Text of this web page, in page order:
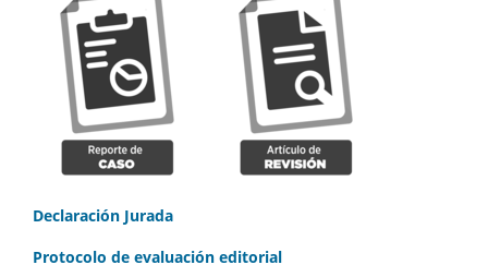
Declaración Jurada
Protocolo de evaluación editorial